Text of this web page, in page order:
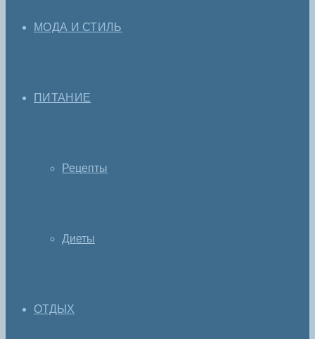
МОДА И СТИЛЬ
ПИТАНИЕ
Рецепты
Диеты
ОТДЫХ